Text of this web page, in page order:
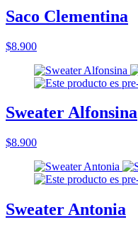
Saco Clementina
$8.900
Sweater Alfonsina
$8.900
Sweater Antonia